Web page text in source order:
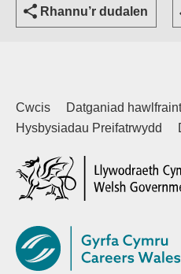
Rhannu’r dudalen
Cwcis
Datganiad hawlfraint
Hysbysiadau Preifatrwydd